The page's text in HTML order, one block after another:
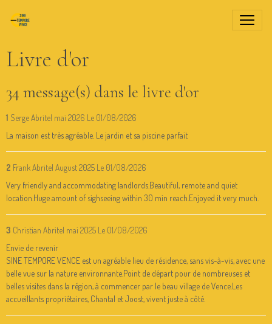
Livre d'or
34 message(s) dans le livre d'or
1 Serge Abritel mai 2026 Le 01/08/2026
La maison est très agréable. Le jardin et sa piscine parfait
2 Frank Abritel August 2025 Le 01/08/2026
Very friendly and accommodating landlords.Beautiful, remote and quiet
location.Huge amount of sighseeing within 30 min reach.Enjoyed it very much.
3 Christian Abritel mai 2025 Le 01/08/2026
Envie de revenir
SINE TEMPORE VENCE est un agréable lieu de résidence, sans vis-à-vis, avec une
belle vue sur la nature environnante.Point de départ pour de nombreuses et
belles visites dans la région, à commencer par le beau village de Vence.Les
accueillants propriétaires, Chantal et Joost, vivent juste à côté.